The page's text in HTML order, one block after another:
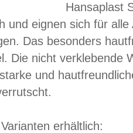
Hansaplast
und eignen sich für
Das besonders
Die nicht verklebende
und
erhältlich: